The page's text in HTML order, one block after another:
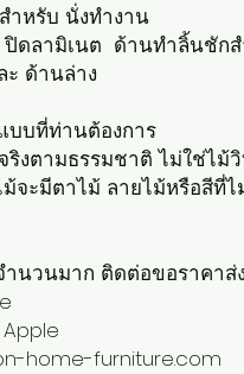
ำหรับ นั่งทำงาน
ปิดลามิเนต ด้านทำลิ้นชัก
ด้านล่าง
บบที่ท่านต้องการ
งตามธรรมชาติ ไม่ใช่ไม้
จะมีตาไม้ ลายไม้หรือสีที่ไ
ำนวนมาก ติดต่อขอราคาส่
home-furniture.com